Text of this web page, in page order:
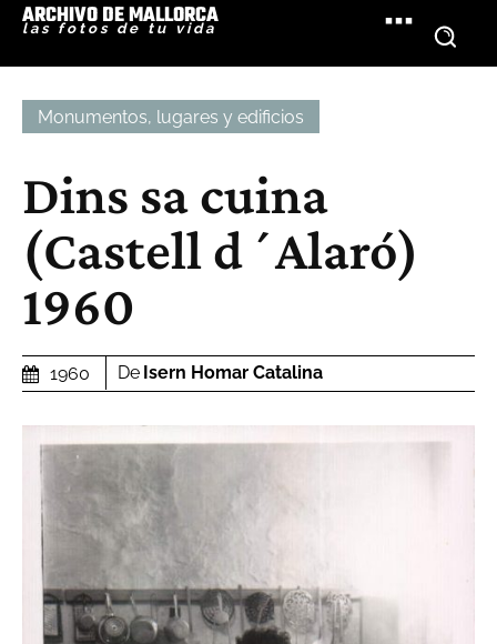
ARCHIVO DE MALLORCA
las fotos de tu vida
Monumentos, lugares y edificios
Dins sa cuina
(Castell d´Alaró)
1960
1960 De Isern Homar Catalina